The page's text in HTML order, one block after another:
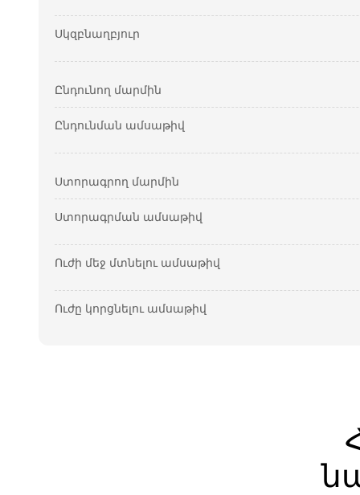
Սկզբնաղբյուր
Ընդունող մարմին
Ընդունման ամսաթիվ
Ստորագրող մարմին
Ստորագրման ամսաթիվ
Ուժի մեջ մտնելու ամսաթիվ
Ուժը կորցնելու ամսաթիվ